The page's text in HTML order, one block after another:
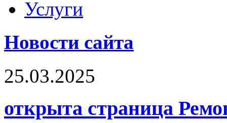
Услуги
Новости сайта
25.03.2025
открыта страница